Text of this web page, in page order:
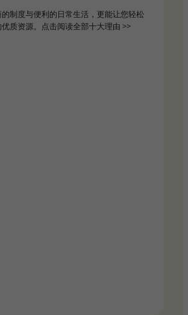
制度与便利的日常生活，更能让您轻松
质资源。点击阅读全部十大理由 >>